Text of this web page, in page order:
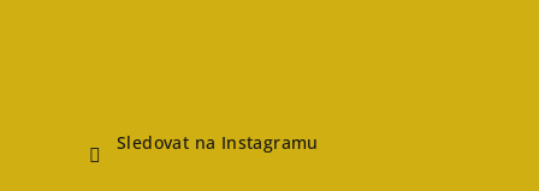
Sledovat na Instagramu